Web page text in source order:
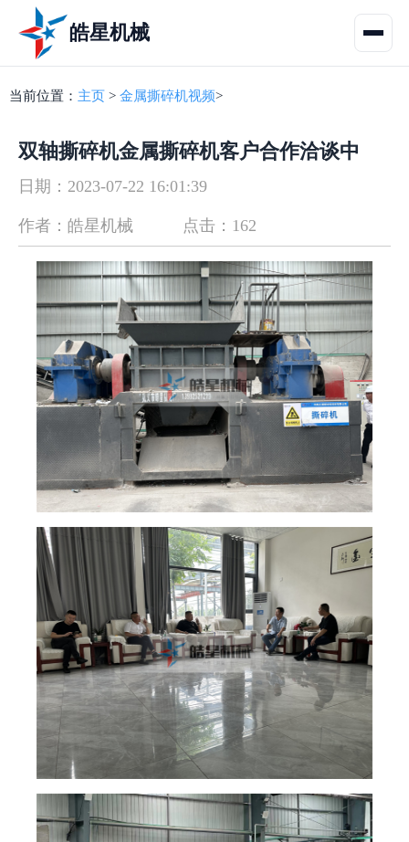
皓星机械
当前位置： 主页 > 金属撕碎机视频>
双轴撕碎机金属撕碎机客户合作洽谈中
日期：2023-07-22 16:01:39
作者：皓星机械 点击：162